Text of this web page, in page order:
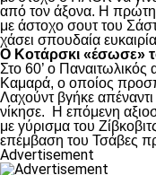
από τον άξονα. Η πρώτη
με άστοχο σουτ του
χάσει σπουδαία
Ο Κοτάρσκι «έσωσε»
Στο 60’ ο
Καμαρά, ο οποίος
Λαχούντ βγήκε
νίκησε. Η επόμενη
με γύρισμα του
επέμβαση του Τσάβες
Advertisement